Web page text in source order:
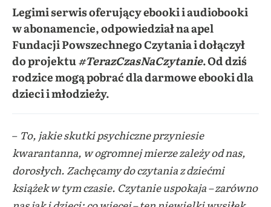
Legimi serwis oferujący ebooki i audiobooki
w abonamencie, odpowiedział na apel
Fundacji Powszechnego Czytania i dołączył
do projektu#TerazCzasNaCzytanie. Od dziś
rodzice mogą pobrać dla darmowe ebooki dla
dzieci i młodzieży.
– To, jakie skutki psychiczne przyniesie
kwarantanna, w ogromnej mierze zależy od nas,
dorosłych. Zachęcamy do czytania z dziećmi
książek w tym czasie. Czytanie uspokaja – zarówno